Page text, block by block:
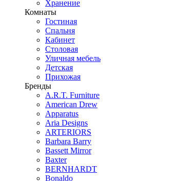
Хранение
Комнаты
Гостиная
Спальня
Кабинет
Столовая
Уличная мебель
Детская
Прихожая
Бренды
A.R.T. Furniture
American Drew
Apparatus
Aria Designs
ARTERIORS
Barbara Barry
Bassett Mirror
Baxter
BERNHARDT
Bonaldo